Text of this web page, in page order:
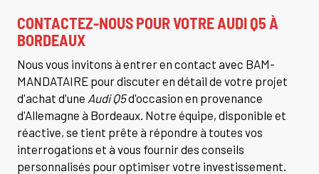
CONTACTEZ-NOUS POUR VOTRE AUDI Q5 À
BORDEAUX
Nous vous invitons à entrer en contact avec BAM-
MANDATAIRE pour discuter en détail de votre projet
d'achat d'une Audi Q5d'occasion en provenance
d'Allemagne à Bordeaux. Notre équipe, disponible et
réactive, se tient prête à répondre à toutes vos
interrogations et à vous fournir des conseils
personnalisés pour optimiser votre investissement.